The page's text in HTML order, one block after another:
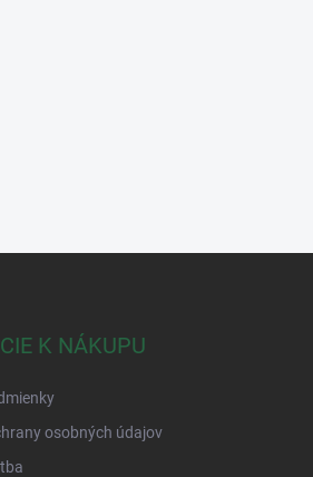
K NÁKUPU
osobných údajov